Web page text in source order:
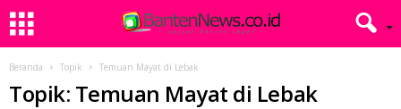
Beranda Topik Temuan Mayat di Lebak
Topik: Temuan Mayat di Lebak